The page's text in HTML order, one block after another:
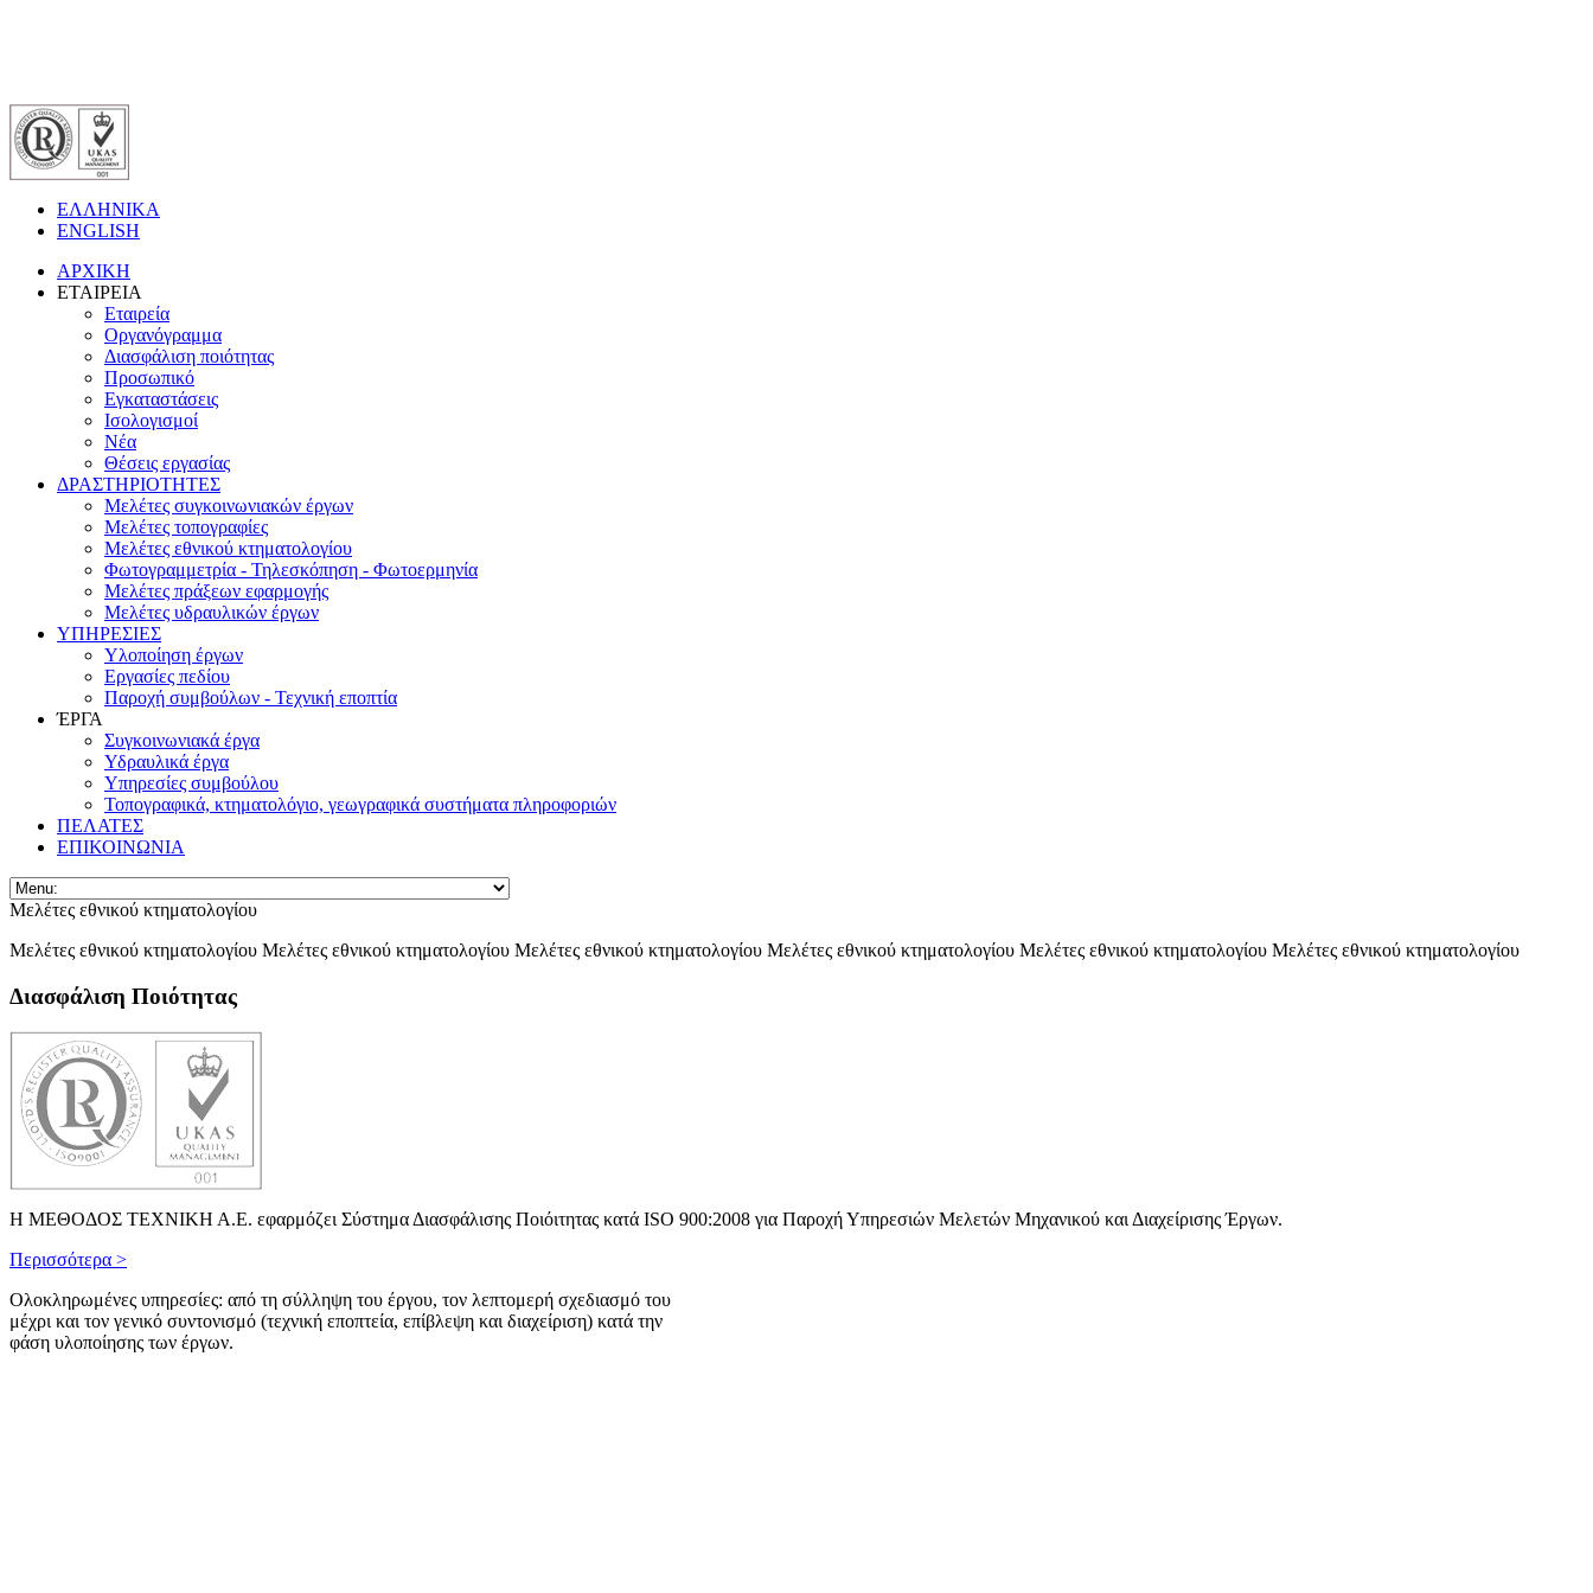
ΕΛΛΗΝΙΚΑ
ENGLISH
ΑΡΧΙΚΗ
ΕΤΑΙΡΕΙΑ
Εταιρεία
Οργανόγραμμα
Διασφάλιση ποιότητας
Προσωπικό
Εγκαταστάσεις
Ισολογισμοί
Νέα
Θέσεις εργασίας
ΔΡΑΣΤΗΡΙΟΤΗΤΕΣ
Μελέτες συγκοινωνιακών έργων
Μελέτες τοπογραφίες
Μελέτες εθνικού κτηματολογίου
Φωτογραμμετρία - Τηλεσκόπηση - Φωτοερμηνία
Μελέτες πράξεων εφαρμογής
Μελέτες υδραυλικών έργων
ΥΠΗΡΕΣΙΕΣ
Υλοποίηση έργων
Εργασίες πεδίου
Παροχή συμβούλων - Τεχνική εποπτία
ΈΡΓΑ
Συγκοινωνιακά έργα
Υδραυλικά έργα
Υπηρεσίες συμβούλου
Τοπογραφικά, κτηματολόγιο, γεωγραφικά συστήματα πληροφοριών
ΠΕΛΑΤΕΣ
ΕΠΙΚΟΙΝΩΝΙΑ
Μελέτες εθνικού κτηματολογίου
Μελέτες εθνικού κτηματολογίου Μελέτες εθνικού κτηματολογίου Μελέτες εθνικού κτηματολογίου Μελέτες εθνικού κτηματολογίου Μελέτες εθνικού κτηματολογίου Μελέτες εθνικού κτηματολογίου
Διασφάλιση Ποιότητας
Η ΜΕΘΟΔΟΣ ΤΕΧΝΙΚΗ Α.Ε. εφαρμόζει Σύστημα Διασφάλισης Ποιόιτητας κατά ISO 900:2008 για Παροχή Υπηρεσιών Μελετών Μηχανικού και Διαχείρισης Έργων.
Περισσότερα >
Ολοκληρωμένες υπηρεσίες: από τη σύλληψη του έργου, τον λεπτομερή σχεδιασμό του
μέχρι και τον γενικό συντονισμό (τεχνική εποπτεία, επίβλεψη και διαχείριση) κατά την
φάση υλοποίησης των έργων.